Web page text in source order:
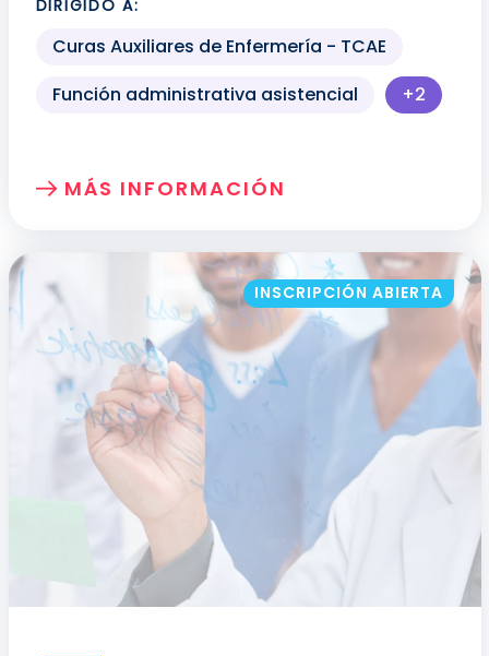
DIRIGIDO A:
Curas Auxiliares de Enfermería - TCAE
Función administrativa asistencial
+2
Más
MÁS INFORMACIÓN
SOBRE: CONCEPTOS BÁSICOS SOBRE
INSCRIPCIÓN ABIERTA